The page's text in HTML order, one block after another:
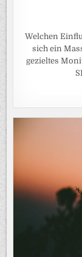
Welchen
sich ein
gezieltes